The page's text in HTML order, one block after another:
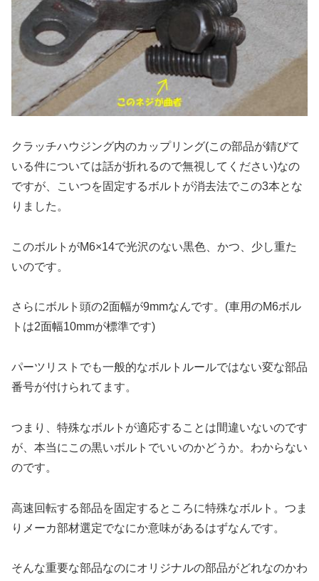
クラッチハウジング内のカップリング(この部品が錆びて
いる件については話が折れるので無視してください)なの
ですが、こいつを固定するボルトが消去法でこの3本とな
りました。
このボルトがM6×14で光沢のない黒色、かつ、少し重た
いのです。
さらにボルト頭の2面幅が9mmなんです。(車用のM6ボル
トは2面幅10mmが標準です)
パーツリストでも一般的なボルトルールではない変な部品
番号が付けられてます。
つまり、特殊なボルトが適応することは間違いないのです
が、本当にこの黒いボルトでいいのかどうか。わからない
のです。
高速回転する部品を固定するところに特殊なボルト。つま
りメーカ部材選定でなにか意味があるはずなんです。
そんな重要な部品なのにオリジナルの部品がどれなのかわ